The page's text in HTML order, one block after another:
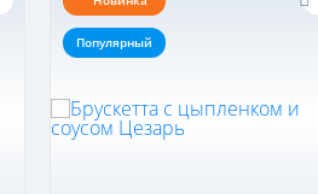
Популярный